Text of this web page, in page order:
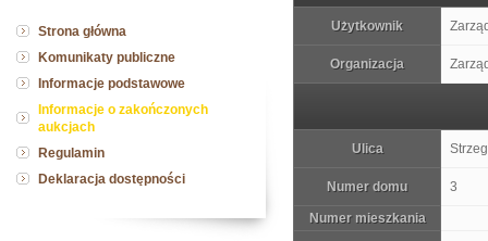
Użytkownik
Organizacja
Ulica
Numer domu 3
Numer mieszkania
Strona główna
Komunikaty publiczne
Informacje podstawowe
Informacje o zakończonych
aukcjach
Regulamin
Deklaracja dostępności